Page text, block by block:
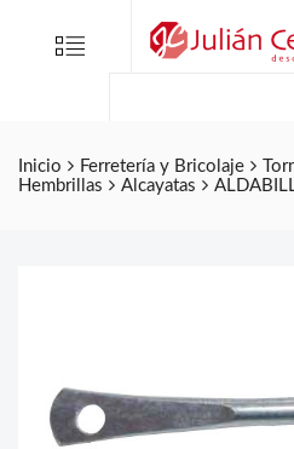
Menu
Inicio Ferretería y Bricolaje
Hembrillas
Alcayatas
Folletos
Contacto